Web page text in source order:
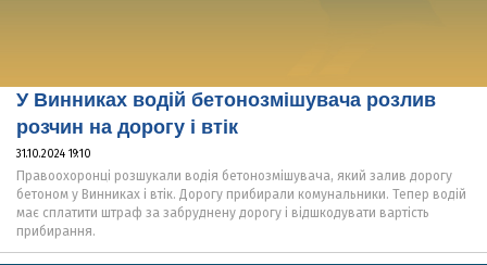
У Винниках водій бетонозмішувача розлив
розчин на дорогу і втік
31.10.2024 19:10
Правоохоронці розшукали водія бетонозмішувача, який залив дорогу
бетоном у Винниках і втік. Дорогу прибирали комунальники. Тепер водій
має сплатити штраф за забруднену дорогу і відшкодувати вартість
прибирання.